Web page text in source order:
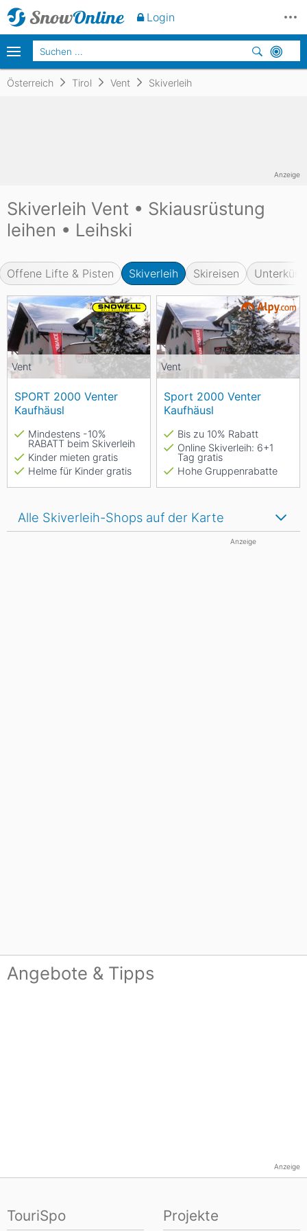
Österreich Tirol Vent Skiverleih
Skiverleih Vent • Skiausrüstung
leihen • Leihski
Offene Lifte & Pisten Skiverleih Skireisen
Vent
SPORT 2000 Venter
Kaufhäusl
Mindestens -10%
RABATT beim Skiverleih
Kinder mieten gratis
Helme für Kinder gratis
Vent
Sport 2000 Venter
Kaufhäusl
Bis zu 10% Rabatt
Online Skiverleih: 6+1
Tag gratis
Hohe Gruppenrabatte
Anzeige
Alle Skiverleih-Shops auf der Karte
Anzeige
Angebote & Tipps
Anzeige
TouriSpo Projekte
Login